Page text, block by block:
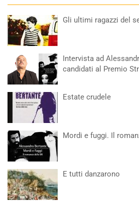
Gli ultimi ragazzi del
Intervista ad
candidati al Premio
Estate crudele
Mordi e fuggi. Il
E tutti danzarono